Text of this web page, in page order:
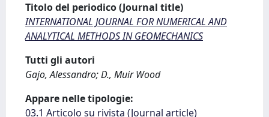
Titolo del periodico (Journal title)
INTERNATIONAL JOURNAL FOR NUMERICAL AND
ANALYTICAL METHODS IN GEOMECHANICS
Tutti gli autori
Gajo, Alessandro; D., Muir Wood
Appare nelle tipologie:
03.1 Articolo su rivista (Journal article)